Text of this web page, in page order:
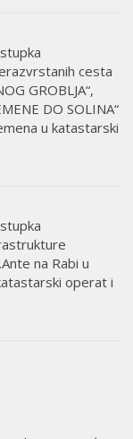
cesta
GROBLJA“,
DO SOLINA“
u katastarski
na Rabi u
operat i